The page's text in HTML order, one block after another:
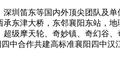
笛东等国内外顶尖团队及单
津大桥，东邻襄阳东站，地
摩天轮、奇妙镇、奇幻谷、
合作共建高标准襄阳四中汉